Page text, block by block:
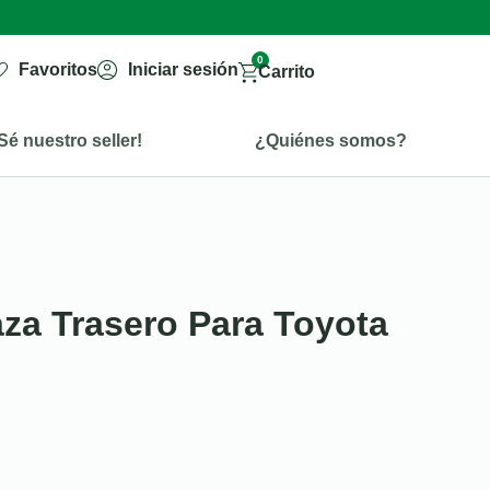
Favoritos Iniciar sesión
0
Carrito
nuestro seller! ¿Quiénes somos?
Trasero Para Toyota